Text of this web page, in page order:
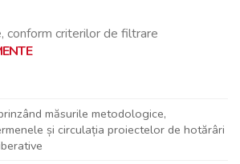
conform criterilor de filtrare
măsurile metodologice,
și circulația proiectelor de hotărâri